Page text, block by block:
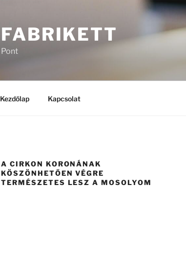
FABRIKETT
Pont
Kezdőlap Kapcsolat
A CIRKON KORONÁNAK
KÖSZÖNHETŐEN VÉGRE
TERMÉSZETES LESZ A MOSOLYOM